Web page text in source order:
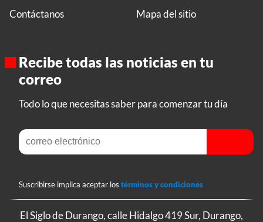
Contáctanos Mapa del sitio
Recibe todas las noticias en tu
correo
Todo lo que necesitas saber para comenzar tu día
Suscribirse implica aceptar los términos y condiciones
El Siglo de Durango, calle Hidalgo 419 Sur, Durango,